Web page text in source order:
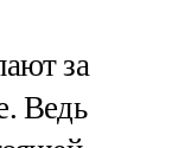
за
Ведь